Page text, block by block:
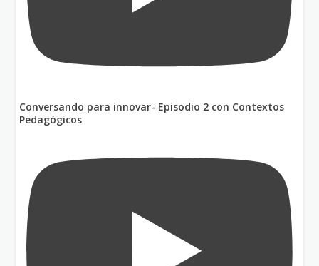
Conversando para innovar- Episodio 2 con Contextos
Pedagógicos